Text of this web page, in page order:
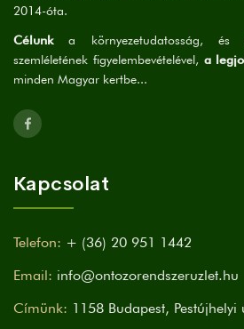
2014-óta.
Célunka környezetudatosság, és
szemléletének figyelembevételével, a
minden Magyar kertbe...
Kapcsolat
Telefon: + (36) 20 951 1442
Email: info@ontozorendszeruzlet.hu
Címünk: 1158 Budapest, Pestújhelyi